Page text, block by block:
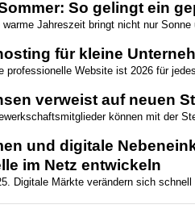
So gelingt ein
Jahreszeit bringt nicht nur Sonne
für kleine
professionelle Website ist 2026 für
verweist auf neuen
können mit der
und digitale
im Netz entwickeln
Digitale Märkte verändern sich